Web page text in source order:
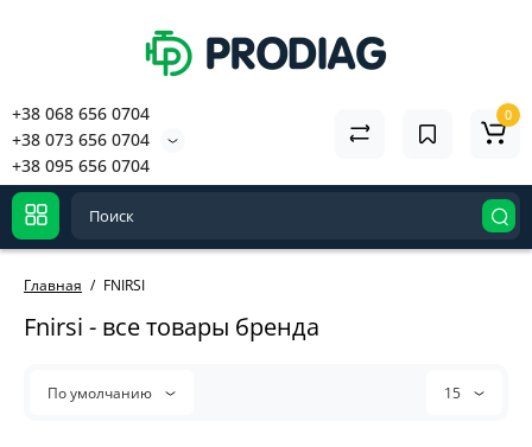
+38 068 656 0704
+38 073 656 0704
+38 095 656 0704
0
Главная FNIRSI
Fnirsi - все товары бренда
По умолчанию 15